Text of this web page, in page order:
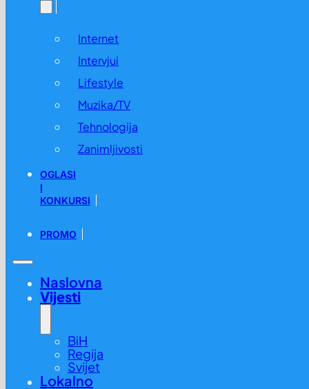
Internet
Intervjui
Lifestyle
Muzika/TV
Tehnologija
Zanimljivosti
OGLASI
I
KONKURSI
PROMO
Naslovna
Vijesti
BiH
Regija
Svijet
Lokalno